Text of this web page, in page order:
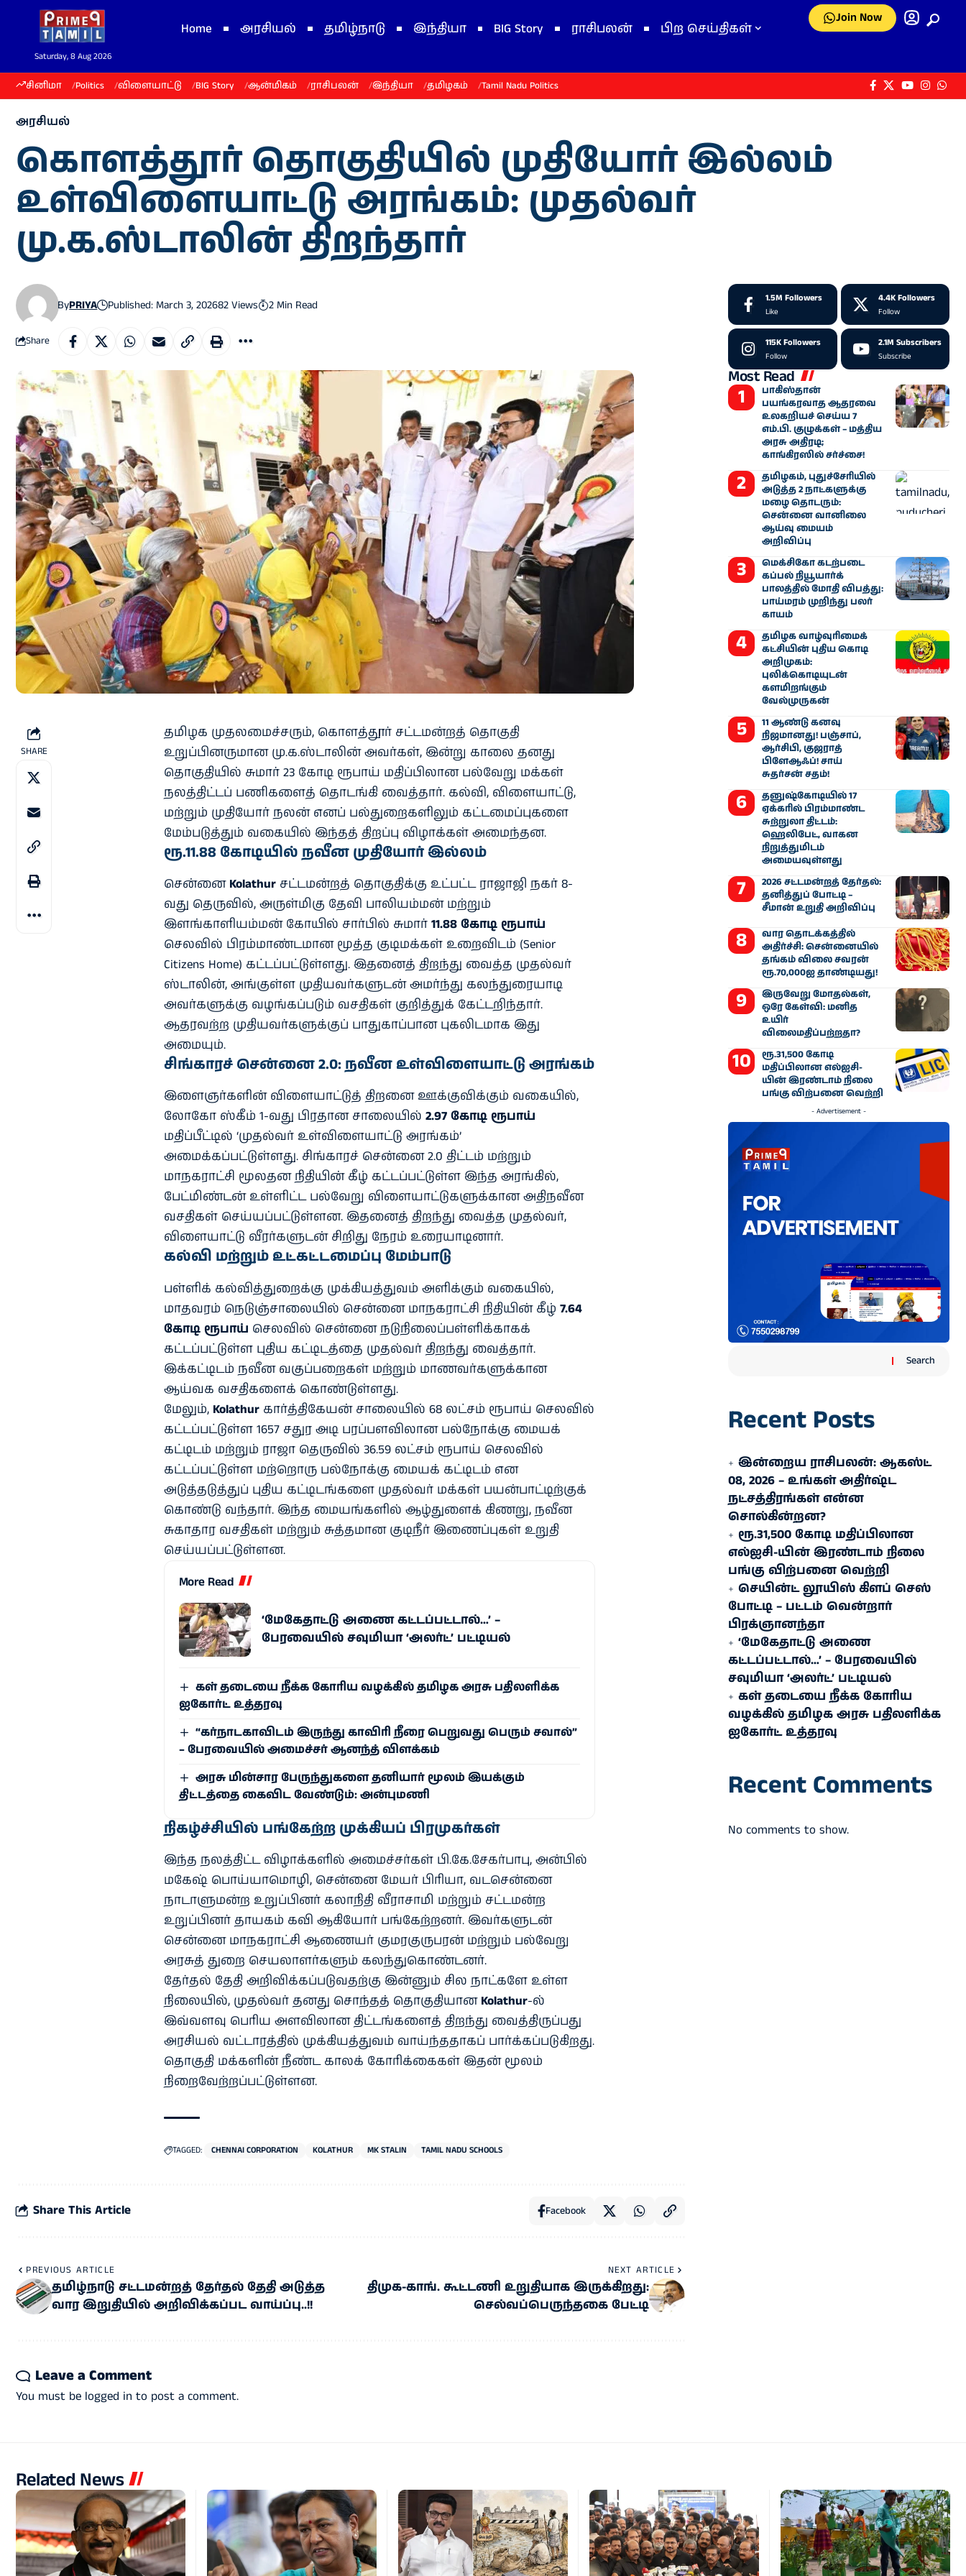
Saturday, 8 Aug 2026
Home அரசியல் தமிழ்நாடு இந்தியா BIG Story ராசிபலன் பிற செய்திகள்
Join Now
சினிமா Politics விளையாட்டு BIG Story ஆன்மிகம் ராசிபலன் இந்தியா தமிழகம் Tamil Nadu Politics
அரசியல்
கொளத்தூர் தொகுதியில் முதியோர் இல்லம்
உள்விளையாட்டு அரங்கம்: முதல்வர்
மு.க.ஸ்டாலின் திறந்தார்
ByPRIYA Published: March 3, 202682 Views 2 Min Read
Share
SHARE
தமிழக முதலமைச்சரும், கொளத்தூர் சட்டமன்றத் தொகுதி
உறுப்பினருமான மு.க.ஸ்டாலின் அவர்கள், இன்று காலை தனது
தொகுதியில் சுமார் 23 கோடி ரூபாய் மதிப்பிலான பல்வேறு மக்கள்
நலத்திட்டப் பணிகளைத் தொடங்கி வைத்தார். கல்வி, விளையாட்டு,
மற்றும் முதியோர் நலன் எனப் பல்துறைகளிலும் கட்டமைப்புகளை
மேம்படுத்தும் வகையில் இந்தத் திறப்பு விழாக்கள் அமைந்தன.
ரூ.11.88 கோடியில் நவீன முதியோர் இல்லம்
சென்னை Kolathurசட்டமன்றத் தொகுதிக்கு உட்பட்ட ராஜாஜி நகர் 8-
வது தெருவில், அருள்மிகு தேவி பாலியம்மன் மற்றும்
இளங்காளியம்மன் கோயில் சார்பில் சுமார் 11.88 கோடி ரூபாய்
செலவில் பிரம்மாண்டமான மூத்த குடிமக்கள் உறைவிடம் (Senior
Citizens Home) கட்டப்பட்டுள்ளது. இதனைத் திறந்து வைத்த முதல்வர்
ஸ்டாலின், அங்குள்ள முதியவர்களுடன் அமர்ந்து கலந்துரையாடி
அவர்களுக்கு வழங்கப்படும் வசதிகள் குறித்துக் கேட்டறிந்தார்.
ஆதரவற்ற முதியவர்களுக்குப் பாதுகாப்பான புகலிடமாக இது
அமையும்.
சிங்காரச் சென்னை 2.0: நவீன உள்விளையாட்டு அரங்கம்
இளைஞர்களின் விளையாட்டுத் திறனை ஊக்குவிக்கும் வகையில்,
லோகோ ஸ்கீம் 1-வது பிரதான சாலையில் 2.97 கோடி ரூபாய்
மதிப்பீட்டில் ‘முதல்வர் உள்விளையாட்டு அரங்கம்’
அமைக்கப்பட்டுள்ளது. சிங்காரச் சென்னை 2.0 திட்டம் மற்றும்
மாநகராட்சி மூலதன நிதியின் கீழ் கட்டப்பட்டுள்ள இந்த அரங்கில்,
பேட்மிண்டன் உள்ளிட்ட பல்வேறு விளையாட்டுகளுக்கான அதிநவீன
வசதிகள் செய்யப்பட்டுள்ளன. இதனைத் திறந்து வைத்த முதல்வர்,
விளையாட்டு வீரர்களுடன் சிறிது நேரம் உரையாடினார்.
கல்வி மற்றும் உட்கட்டமைப்பு மேம்பாடு
பள்ளிக் கல்வித்துறைக்கு முக்கியத்துவம் அளிக்கும் வகையில்,
மாதவரம் நெடுஞ்சாலையில் சென்னை மாநகராட்சி நிதியின் கீழ் 7.64
கோடி ரூபாய் செலவில் சென்னை நடுநிலைப்பள்ளிக்காகக்
கட்டப்பட்டுள்ள புதிய கட்டிடத்தை முதல்வர் திறந்து வைத்தார்.
இக்கட்டிடம் நவீன வகுப்பறைகள் மற்றும் மாணவர்களுக்கான
ஆய்வக வசதிகளைக் கொண்டுள்ளது.
மேலும், Kolathurகார்த்திகேயன் சாலையில் 68 லட்சம் ரூபாய் செலவில்
கட்டப்பட்டுள்ள 1657 சதுர அடி பரப்பளவிலான பல்நோக்கு மையக்
கட்டிடம் மற்றும் ராஜா தெருவில் 36.59 லட்சம் ரூபாய் செலவில்
கட்டப்பட்டுள்ள மற்றொரு பல்நோக்கு மையக் கட்டிடம் என
அடுத்தடுத்துப் புதிய கட்டிடங்களை முதல்வர் மக்கள் பயன்பாட்டிற்குக்
கொண்டு வந்தார். இந்த மையங்களில் ஆழ்துளைக் கிணறு, நவீன
சுகாதார வசதிகள் மற்றும் சுத்தமான குடிநீர் இணைப்புகள் உறுதி
செய்யப்பட்டுள்ளன.
More Read
‘மேகேதாட்டு அணை கட்டப்பட்டால்…’ –
பேரவையில் சவுமியா ‘அலர்ட்’ பட்டியல்
கள் தடையை நீக்க கோரிய வழக்கில் தமிழக அரசு பதிலளிக்க
ஐகோர்ட் உத்தரவு
“கர்நாடகாவிடம் இருந்து காவிரி நீரை பெறுவது பெரும் சவால்”
– பேரவையில் அமைச்சர் ஆனந்த் விளக்கம்
அரசு மின்சார பேருந்துகளை தனியார் மூலம் இயக்கும்
திட்டத்தை கைவிட வேண்டும்: அன்புமணி
நிகழ்ச்சியில் பங்கேற்ற முக்கியப் பிரமுகர்கள்
இந்த நலத்திட்ட விழாக்களில் அமைச்சர்கள் பி.கே.சேகர்பாபு, அன்பில்
மகேஷ் பொய்யாமொழி, சென்னை மேயர் பிரியா, வடசென்னை
நாடாளுமன்ற உறுப்பினர் கலாநிதி வீராசாமி மற்றும் சட்டமன்ற
உறுப்பினர் தாயகம் கவி ஆகியோர் பங்கேற்றனர். இவர்களுடன்
சென்னை மாநகராட்சி ஆணையர் குமரகுருபரன் மற்றும் பல்வேறு
அரசுத் துறை செயலாளர்களும் கலந்துகொண்டனர்.
தேர்தல் தேதி அறிவிக்கப்படுவதற்கு இன்னும் சில நாட்களே உள்ள
நிலையில், முதல்வர் தனது சொந்தத் தொகுதியான Kolathur-ல்
இவ்வளவு பெரிய அளவிலான திட்டங்களைத் திறந்து வைத்திருப்பது
அரசியல் வட்டாரத்தில் முக்கியத்துவம் வாய்ந்ததாகப் பார்க்கப்படுகிறது.
தொகுதி மக்களின் நீண்ட காலக் கோரிக்கைகள் இதன் மூலம்
நிறைவேற்றப்பட்டுள்ளன.
TAGGED: CHENNAI CORPORATION KOLATHUR MK STALIN TAMIL NADU SCHOOLS
Share This Article Facebook
PREVIOUS ARTICLE
தமிழ்நாடு சட்டமன்றத் தேர்தல் தேதி அடுத்த
வார இறுதியில் அறிவிக்கப்பட வாய்ப்பு..!!
NEXT ARTICLE
திமுக-காங். கூட்டணி உறுதியாக இருக்கிறது:
செல்வப்பெருந்தகை பேட்டி
Leave a Comment
You must be logged in to post a comment.
1.5M Followers
Like
4.4K Followers
Follow
115K Followers
Follow
2.1M Subscribers
Subscribe
Most Read
பாகிஸ்தான்
பயங்கரவாத ஆதரவை
உலகறியச் செய்ய 7
எம்.பி. குழுக்கள் – மத்திய
அரசு அதிரடி;
காங்கிரஸில் சர்ச்சை!
தமிழகம், புதுச்சேரியில்
அடுத்த 2 நாட்களுக்கு
மழை தொடரும்:
சென்னை வானிலை
ஆய்வு மையம்
அறிவிப்பு
மெக்சிகோ கடற்படை
கப்பல் நியூயார்க்
பாலத்தில் மோதி விபத்து:
பாய்மரம் முறிந்து பலர்
காயம்
தமிழக வாழ்வுரிமைக்
கட்சியின் புதிய கொடி
அறிமுகம்:
புலிக்கொடியுடன்
களமிறங்கும்
வேல்முருகன்
11 ஆண்டு கனவு
நிஜமானது! பஞ்சாப்,
ஆர்சிபி, குஜராத்
பிளேஆஃப்! சாய்
சுதர்சன் சதம்!
தனுஷ்கோடியில் 17
ஏக்கரில் பிரம்மாண்ட
சுற்றுலா திட்டம்:
ஹெலிபேட், வாகன
நிறுத்துமிடம்
அமையவுள்ளது
2026 சட்டமன்றத் தேர்தல்:
தனித்துப் போட்டி –
சீமான் உறுதி அறிவிப்பு
வார தொடக்கத்தில்
அதிர்ச்சி: சென்னையில்
தங்கம் விலை சவரன்
ரூ.70,000ஐ தாண்டியது!
இருவேறு மோதல்கள்,
ஒரே கேள்வி: மனித
உயிர்
விலைமதிப்பற்றதா?
ரூ.31,500 கோடி
மதிப்பிலான எல்ஐசி-​
யின் இரண்​டாம் நிலை
பங்கு விற்பனை வெற்றி
- Advertisement -
Search
Recent Posts
இன்றைய ராசிபலன்: ஆகஸ்ட்
08, 2026 – உங்கள் அதிர்ஷ்ட
நட்சத்திரங்கள் என்ன
சொல்கின்றன?
ரூ.31,500 கோடி மதிப்பிலான
எல்ஐசி-​யின் இரண்​டாம் நிலை
பங்கு விற்பனை வெற்றி
செயின்ட் லூயிஸ் கிளப் செஸ்
போட்டி – பட்டம் வென்றார்
பிரக்ஞானந்தா
‘மேகேதாட்டு அணை
கட்டப்பட்டால்…’ – பேரவையில்
சவுமியா ‘அலர்ட்’ பட்டியல்
கள் தடையை நீக்க கோரிய
வழக்கில் தமிழக அரசு பதிலளிக்க
ஐகோர்ட் உத்தரவு
Recent Comments
No comments to show.
Related News